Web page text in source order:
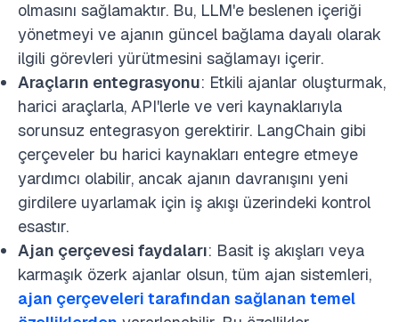
olmasını sağlamaktır. Bu, LLM'e beslenen içeriği
yönetmeyi ve ajanın güncel bağlama dayalı olarak
ilgili görevleri yürütmesini sağlamayı içerir.
Araçların entegrasyonu: Etkili ajanlar oluşturmak,
harici araçlarla, API'lerle ve veri kaynaklarıyla
sorunsuz entegrasyon gerektirir. LangChain gibi
çerçeveler bu harici kaynakları entegre etmeye
yardımcı olabilir, ancak ajanın davranışını yeni
girdilere uyarlamak için iş akışı üzerindeki kontrol
esastır.
Ajan çerçevesi faydaları: Basit iş akışları veya
karmaşık özerk ajanlar olsun, tüm ajan sistemleri,
ajan çerçeveleri tarafından sağlanan temel